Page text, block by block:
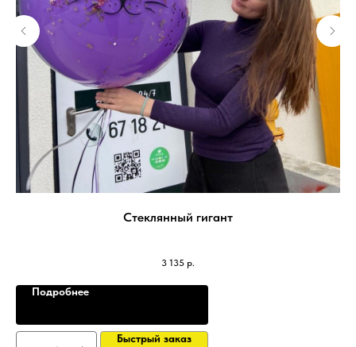
Стеклянный гигант
3 135 р.
Подробнее
Быстрый заказ